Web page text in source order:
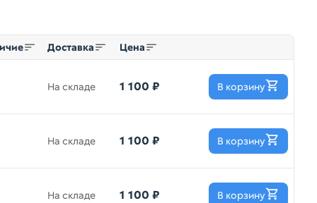
Доставка Цена
На складе 1 100 ₽ В корзину
На складе 1 100 ₽ В корзину
На складе 1 100 ₽ В корзину